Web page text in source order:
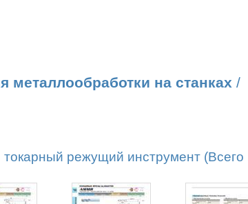
металлообработки на станках /
режущий инструмент (Всего